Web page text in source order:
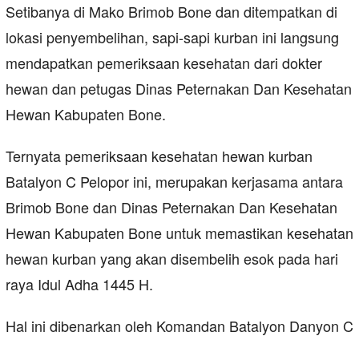
Setibanya di Mako Brimob Bone dan ditempatkan di
lokasi penyembelihan, sapi-sapi kurban ini langsung
mendapatkan pemeriksaan kesehatan dari dokter
hewan dan petugas Dinas Peternakan Dan Kesehatan
Hewan Kabupaten Bone.
Ternyata pemeriksaan kesehatan hewan kurban
Batalyon C Pelopor ini, merupakan kerjasama antara
Brimob Bone dan Dinas Peternakan Dan Kesehatan
Hewan Kabupaten Bone untuk memastikan kesehatan
hewan kurban yang akan disembelih esok pada hari
raya Idul Adha 1445 H.
Hal ini dibenarkan oleh Komandan Batalyon Danyon C